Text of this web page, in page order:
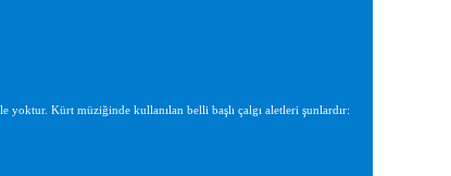
yoktur. Kürt müziğinde kullanılan belli başlı çalgı aletleri şunlardır: